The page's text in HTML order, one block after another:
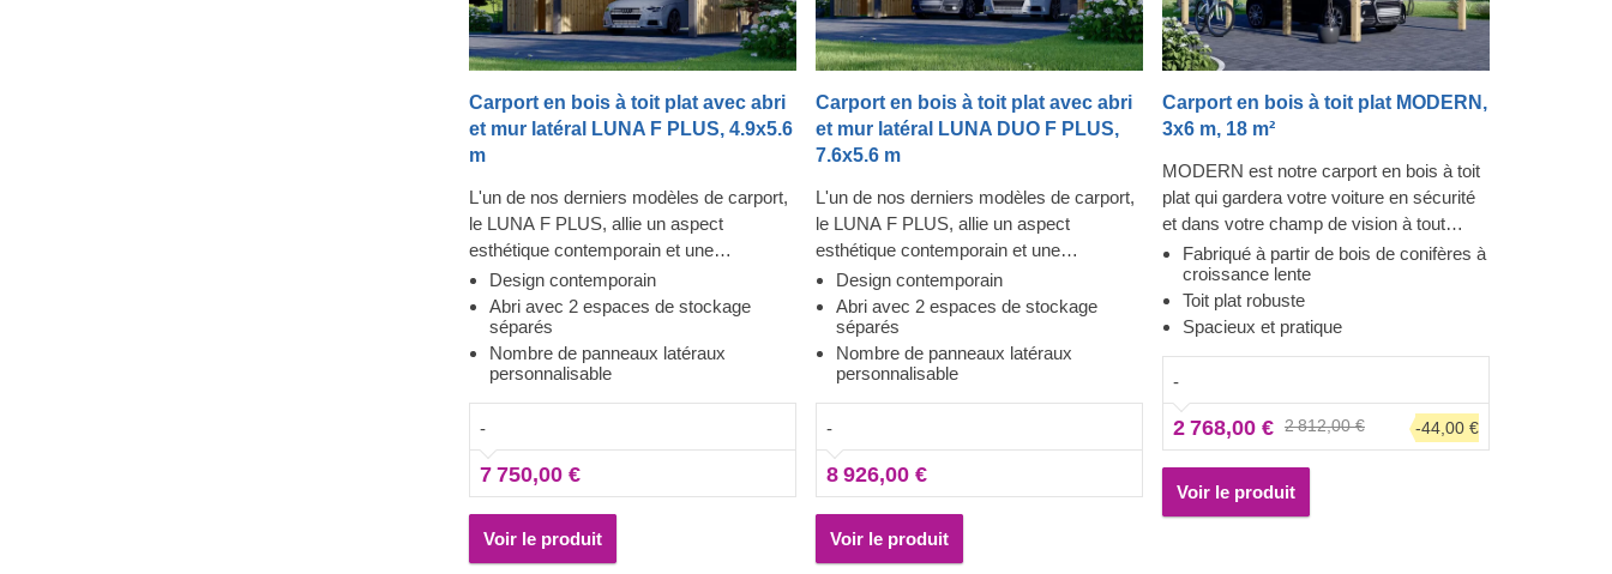
Carport en bois à toit plat avec abri
et mur latéral LUNA F PLUS, 4.9x5.6
m
L'un de nos derniers modèles de carport,
le LUNA F PLUS, allie un aspect
esthétique contemporain et une
fonctionnalité optimale grâce à un abri de
stockage attenant divisé en deux zones,
avec des entrées séparées sur les
parties opposées. Ce carport spacieux
avec deux parois latérales constitue un
excellent abri pour votre véhicule, le
protégeant efficacement des conditions
du soleil, du vent ou de la pluie.
Design contemporain
Abri avec 2 espaces de stockage
séparés
Nombre de panneaux latéraux
personnalisable
-
7 750,00 €
Voir le produit
Carport en bois à toit plat avec abri
et mur latéral LUNA DUO F PLUS,
7.6x5.6 m
L'un de nos derniers modèles de carport,
le LUNA F PLUS, allie un aspect
esthétique contemporain et une
fonctionnalité optimale grâce à un abri de
stockage attenant divisé en deux zones,
avec des entrées séparées sur les
parties opposées. Ce carport spacieux
avec deux parois latérales constitue un
excellent abri pour vos véhicules, les
protégeant efficacement des conditions
du soleil, du vent ou de la pluie.
Design contemporain
Abri avec 2 espaces de stockage
séparés
Nombre de panneaux latéraux
personnalisable
-
8 926,00 €
Voir le produit
Carport en bois à toit plat MODERN,
3x6 m, 18 m²
MODERN est notre carport en bois à toit
plat qui gardera votre voiture en sécurité
et dans votre champ de vision à tout
moment. De plus, cette construction
robuste et spacieuse prodiguera à votre
voiture la protection solide dont elle a
besoin. Que vous souhaitiez disposer
d'une place de stationnement dédiée ou
d'un ajout élégant à votre jardin, un
carport comme MODERN est une
toujours bonne idée : il trouvera sa place
Maintenant, garer votre voiture sera
rapide et pratique, et vous préparer à aller
Fabriqué à partir de bois de conifères à
croissance lente
Toit plat robuste
Spacieux et pratique
-
2 768,00 € 2 812,00 € -44,00 €
Voir le produit